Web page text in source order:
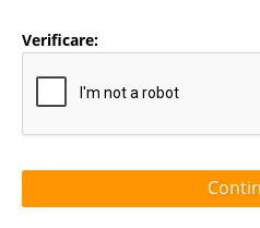
Verificare: